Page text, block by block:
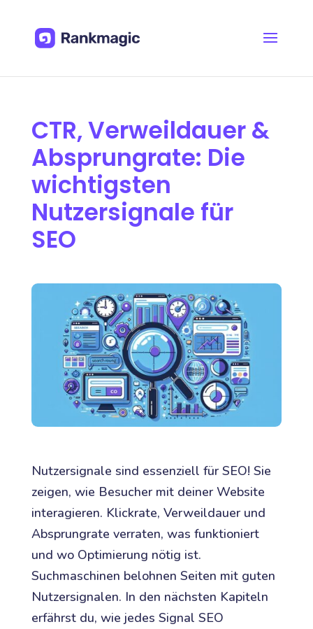
CTR, Verweildauer &
Absprungrate: Die
wichtigsten
Nutzersignale für
SEO
Nutzersignale sind essenziell für SEO! Sie
zeigen, wie Besucher mit deiner Website
interagieren. Klickrate, Verweildauer und
Absprungrate verraten, was funktioniert
und wo Optimierung nötig ist.
Suchmaschinen belohnen Seiten mit guten
Nutzersignalen. In den nächsten Kapiteln
erfährst du, wie jedes Signal SEO